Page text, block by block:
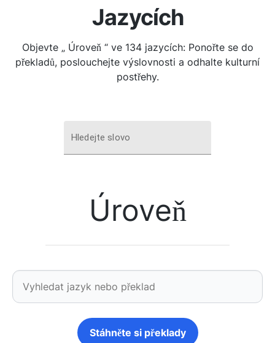
Jazycích
Objevte „ Úroveň “ ve 134 jazycích: Ponořte se do
překladů, poslouchejte výslovnosti a odhalte kulturní
postřehy.
Hledejte slovo
Úroveň
Stáhněte si překlady